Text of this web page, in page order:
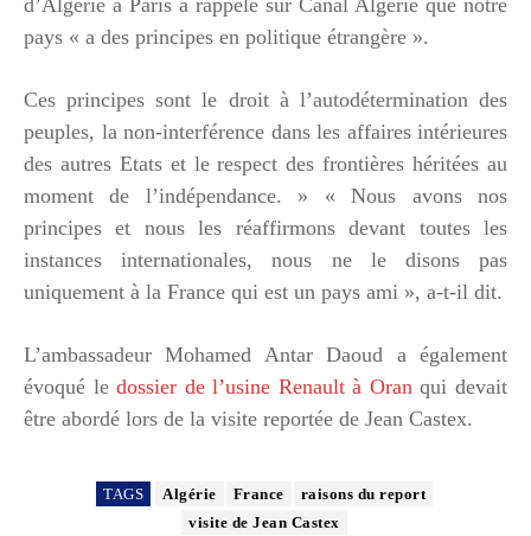
pays « a des principes en politique étrangère ».
Ces principes sont le droit à l’autodétermination des
peuples, la non-interférence dans les affaires intérieures
des autres Etats et le respect des frontières héritées au
moment de l’indépendance. » « Nous avons nos
principes et nous les réaffirmons devant toutes les
instances internationales, nous ne le disons pas
uniquement à la France qui est un pays ami », a-t-il dit.
L’ambassadeur Mohamed Antar Daoud a également
évoqué ledossier de l’usine Renault à Oran qui devait
être abordé lors de la visite reportée de Jean Castex.
TAGS Algérie France
raisons du report
visite de Jean Castex